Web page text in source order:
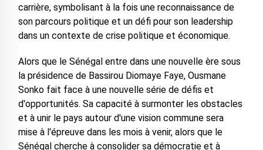
carrière, symbolisant à la fois une reconnaissance de
son parcours politique et un défi pour son leadership
dans un contexte de crise politique et économique.
Alors que le Sénégal entre dans une nouvelle ère sous
la présidence de Bassirou Diomaye Faye, Ousmane
Sonko fait face à une nouvelle série de défis et
d'opportunités. Sa capacité à surmonter les obstacles
et à unir le pays autour d'une vision commune sera
mise à l'épreuve dans les mois à venir, alors que le
Sénégal cherche à consolider sa démocratie et à